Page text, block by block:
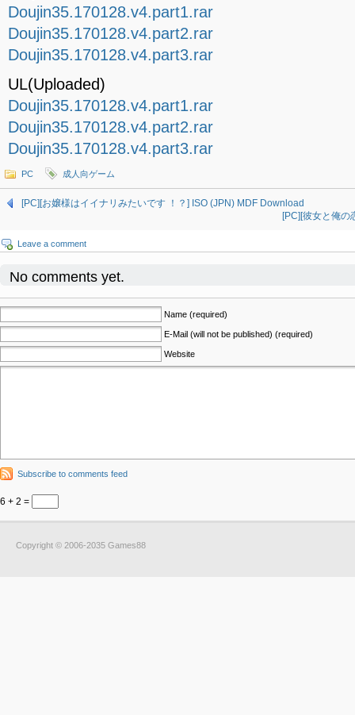
Doujin35.170128.v4.part1.rar
Doujin35.170128.v4.part2.rar
Doujin35.170128.v4.part3.rar
UL(Uploaded)
Doujin35.170128.v4.part1.rar
Doujin35.170128.v4.part2.rar
Doujin35.170128.v4.part3.rar
PC 成人向ゲーム
[PC][お嬢様はイイナリみたいです ！？] ISO (JPN) MDF Download
[PC][彼女と俺
Leave a comment
No comments yet.
Name (required)
E-Mail (will not be published) (required)
Website
Subscribe to comments feed
6 + 2 =
Copyright © 2006-2035 Games88